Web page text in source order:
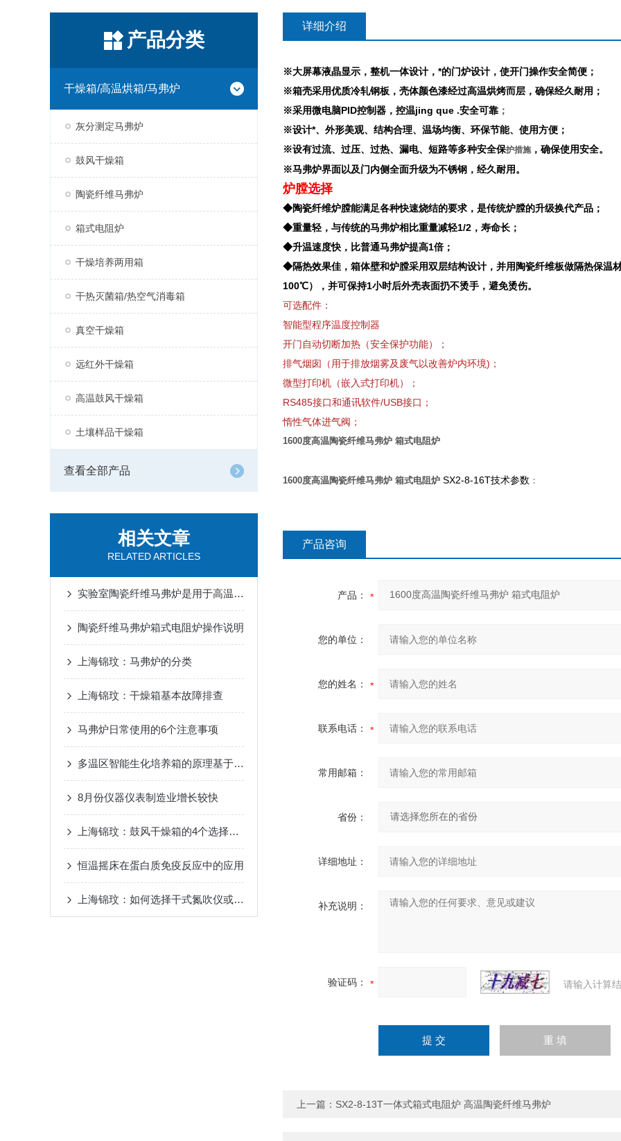
产品分类
干燥箱/高温烘箱/马弗炉
灰分测定马弗炉
鼓风干燥箱
陶瓷纤维马弗炉
箱式电阻炉
干燥培养两用箱
干热灭菌箱/热空气消毒箱
真空干燥箱
远红外干燥箱
高温鼓风干燥箱
土壤样品干燥箱
查看全部产品
相关文章
RELATED ARTICLES
实验室陶瓷纤维马弗炉是用于高温实验的加热设备
陶瓷纤维马弗炉箱式电阻炉操作说明
上海锦玟：马弗炉的分类
上海锦玟：干燥箱基本故障排查
马弗炉日常使用的6个注意事项
多温区智能生化培养箱的原理基于反馈控制系统
8月份仪器仪表制造业增长较快
上海锦玟：鼓风干燥箱的4个选择技巧
恒温摇床在蛋白质免疫反应中的应用
上海锦玟：如何选择干式氮吹仪或者水浴氮吹仪
详细介绍
※大屏幕液晶显示，整机一体设计，*的门炉设计，使开门操作安全简便；
※箱壳采用优质冷轧钢板，壳体颜色漆经过高温烘烤而层，确保经久耐用；
※采用微电脑PID控制器，控温jing que .安全可靠 ；
※设计*、外形美观、结构合理、温场均衡、环保节能、使用方便；
※设有过流、过压、过热、漏电、短路等多种安全保护措施，确保使用安全。
※马弗炉界面以及门内侧全面升级为不锈钢，经久耐用。
炉膛选择
◆陶瓷纤维炉膛能满足各种快速烧结的要求，是传统炉膛的升级换代产品；
◆重量轻，与传统的马弗炉相比重量减轻1/2，寿命长；
◆升温速度快，比普通马弗炉提高1倍；
◆隔热效果佳，箱体壁和炉膛采用双层结构设计，并用陶瓷纤维板做隔热保
100℃），并可保持1小时后外壳表面扔不烫手，避免烫伤。
可选配件：
智能型程序温度控制器
开门自动切断加热（安全保护功能）；
排气烟囱（用于排放烟雾及废气以改善炉内环境)；
微型打印机（嵌入式打印机）；
RS485接口和通讯软件/USB接口；
惰性气体进气阀；
1600度高温陶瓷纤维马弗炉 箱式电阻炉
1600度高温陶瓷纤维马弗炉 箱式电阻炉 SX2-8-16T技术参数 ：
产品咨询
产品：
您的单位：
您的姓名：
联系电话：
常用邮箱：
省份：
详细地址：
补充说明：
验证码： 请输入计算
上一篇： SX2-8-13T一体式箱式电阻炉 高温陶瓷纤维马弗炉